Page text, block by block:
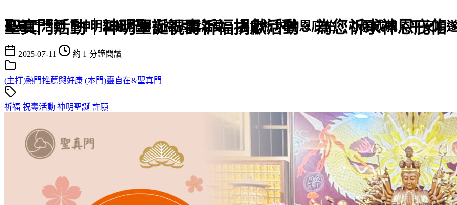
聖真門活動｜神明聖誕祝壽祈福捐獻活動，為您祈求神恩庇佑
聖真門活動｜神明聖誕祝壽祈福捐獻活動，為您祈求神恩庇佑、心願成就、平安順
2025-07-11 約 1 分鐘閱讀
(主打)熱門推薦與好康 (本門)靈自在&聖真門
祈福 祝壽活動 神明聖誕 許願